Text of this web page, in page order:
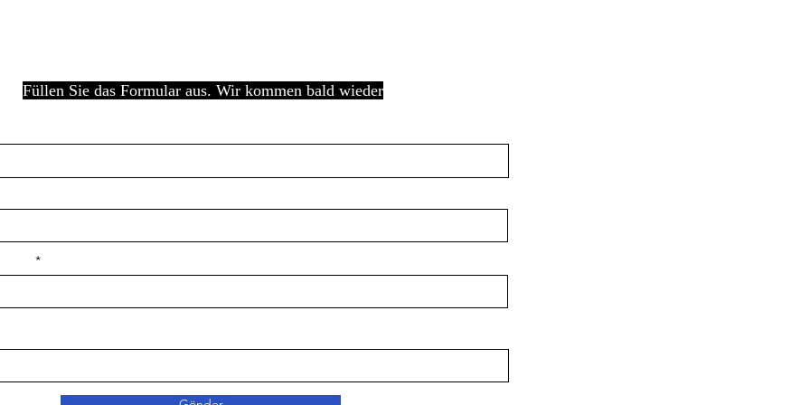
Füllen Sie das Formular aus. Wir kommen bald wieder